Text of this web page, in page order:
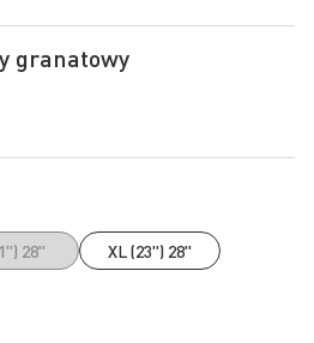
granatowy
28" XL (23") 28"